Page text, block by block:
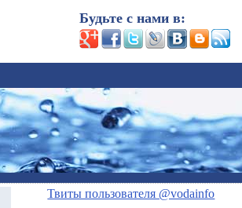
Будьте с нами в:
Твиты пользователя @vodainfo